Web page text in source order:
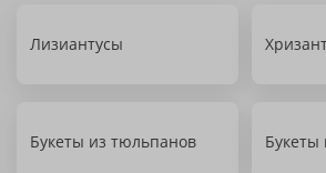
Лизиантусы
Букеты из тюльпанов Букеты